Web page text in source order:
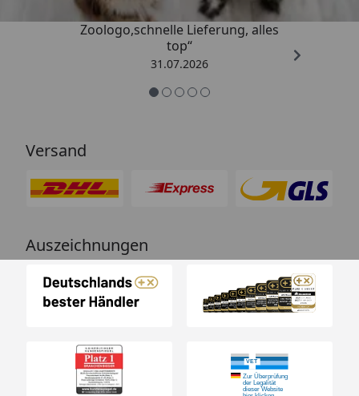
„Gute Erfahrung mit
Zoologo,schnelle Lieferung, alles
top“
31.07.2026
Versand
Auszeichnungen